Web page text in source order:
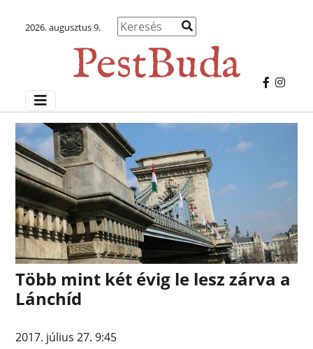
2026. augusztus 9.
Több mint két évig le lesz zárva a
Lánchíd
2017. július 27. 9:45